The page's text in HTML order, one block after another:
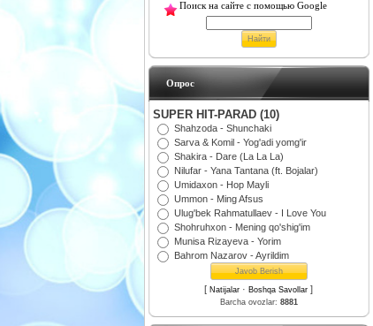
Поиск на сайте с помощью Google
Oпрос
SUPER HIT-PARAD (10)
Shahzoda - Shunchaki
Sarva & Komil - Yog'adi yomg'ir
Shakira - Dare (La La La)
Nilufar - Yana Tantana (ft. Bojalar)
Umidaxon - Hop Mayli
Ummon - Ming Afsus
Ulug'bek Rahmatullaev - I Love You
Shohruhxon - Mening qo'shig'im
Munisa Rizayeva - Yorim
Bahrom Nazarov - Ayrildim
[ Natijalar · Boshqa Savollar ]
Barcha ovozlar: 8881